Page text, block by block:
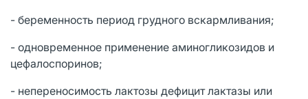
- беременность период грудного вскармливания;
- одновременное применение аминогликозидов и
цефалоспоринов;
- непереносимость лактозы дефицит лактазы или